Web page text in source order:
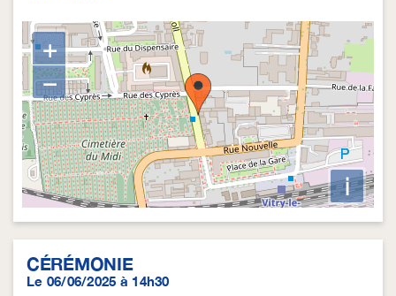
+
−
i
CÉRÉMONIE
Le 06/06/2025 à 14h30